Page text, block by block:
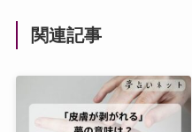
関連記事